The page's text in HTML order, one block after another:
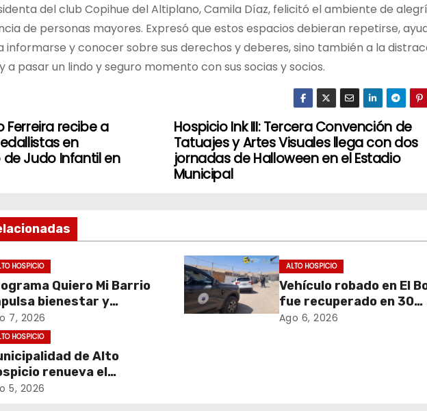
del club Copihue del Altiplano, Camila Díaz, felicitó el ambiente de
de personas mayores. Expresó que estos espacios debieran repetirse,
informarse y conocer sobre sus derechos y deberes, sino también a la
a pasar un lindo y seguro momento con sus socias y socios.
Hospicio Ink III: Tercera Convención de
Tatuajes y Artes Visuales llega con dos
jornadas de Halloween en el Estadio
Municipal
Ferreira recibe a
en
Judo Infantil en
HOSPICIO
Quiero Mi Barrio
bienestar y
activo en
mayores de Alto
7, 2026
ALTO HOSPICIO
Vehículo robado en El
fue recuperado en 30
minutos gracias a
Ago 6, 2026
HOSPICIO
de Alto
renueva el
Red Local de
5, 2026